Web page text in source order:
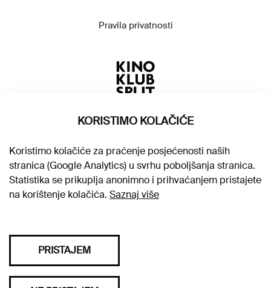
Pravila privatnosti
KORISTIMO KOLAČIĆE
Koristimo kolačiće za praćenje posjećenosti naših
stranica (Google Analytics) u svrhu poboljšanja stranica.
Statistika se prikuplja anonimno i prihvaćanjem pristajete
na korištenje kolačića. Saznaj više
PRISTAJEM